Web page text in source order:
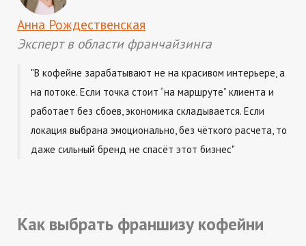
Анна Рождественская
Эксперт в области франчайзинга
"В кофейне зарабатывают не на красивом интерьере, а
на потоке. Если точка стоит “на маршруте” клиента и
работает без сбоев, экономика складывается. Если
локация выбрана эмоционально, без чёткого расчета, то
даже сильный бренд не спасёт этот бизнес"
Как выбрать франшизу кофейни